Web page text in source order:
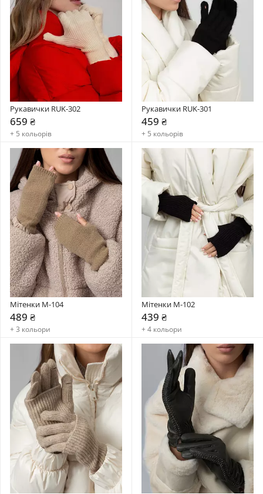
Рукавички RUK-302
659 ₴
+ 5 кольорів
Рукавички RUK-301
459 ₴
+ 5 кольорів
Мітенки M-104
489 ₴
+ 3 кольори
Мітенки M-102
439 ₴
+ 4 кольори